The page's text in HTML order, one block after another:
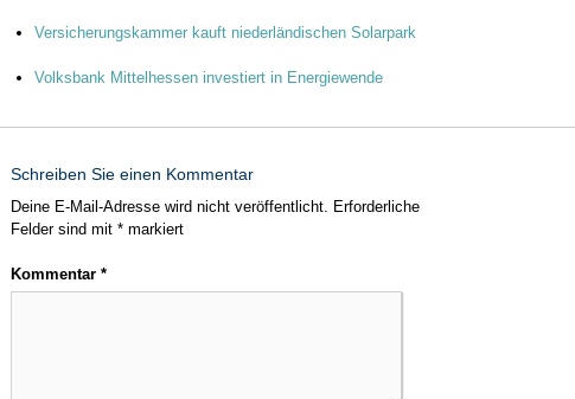
Versicherungskammer kauft niederländischen Solarpark
Volksbank Mittelhessen investiert in Energiewende
Schreiben Sie einen Kommentar
Deine E-Mail-Adresse wird nicht veröffentlicht. Erforderliche
Felder sind mit * markiert
Kommentar *